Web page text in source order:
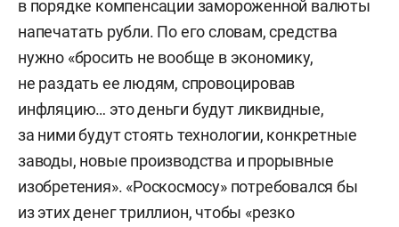
в порядке компенсации замороженной валюты
напечатать рубли. По его словам, средства
нужно «бросить не вообще в экономику,
не раздать ее людям, спровоцировав
инфляцию… это деньги будут ликвидные,
за ними будут стоять технологии, конкретные
заводы, новые производства и прорывные
изобретения». «Роскосмосу» потребовался бы
из этих денег триллион, чтобы «резко